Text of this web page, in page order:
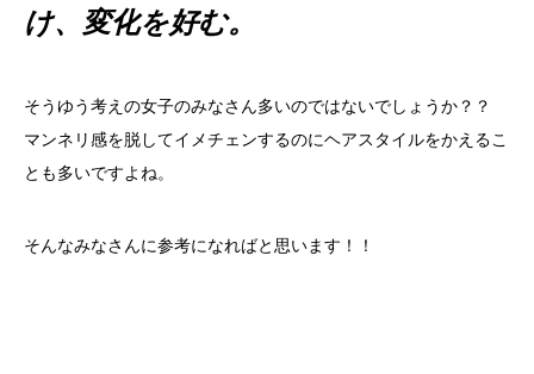
け、変化を好む。
そうゆう考えの女子のみなさん多いのではないでしょうか？？
マンネリ感を脱してイメチェンするのにヘアスタイルをかえるこ
とも多いですよね。
そんなみなさんに参考になればと思います！！